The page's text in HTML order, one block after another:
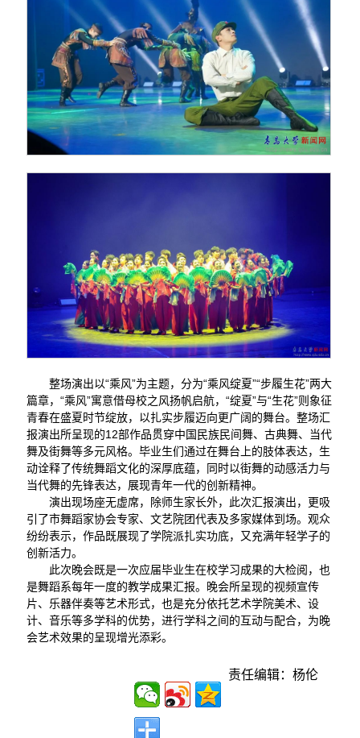
整场演出以“乘风”为主题，分为“乘风绽夏”“步履生花”两大
篇章，“乘风”寓意借母校之风扬帆启航，“绽夏”与“生花”则象征
青春在盛夏时节绽放，以扎实步履迈向更广阔的舞台。整场汇
报演出所呈现的12部作品贯穿中国民族民间舞、古典舞、当代
舞及街舞等多元风格。毕业生们通过在舞台上的肢体表达，生
动诠释了传统舞蹈文化的深厚底蕴，同时以街舞的动感活力与
当代舞的先锋表达，展现青年一代的创新精神。
演出现场座无虚席，除师生家长外，此次汇报演出，更吸
引了市舞蹈家协会专家、文艺院团代表及多家媒体到场。观众
纷纷表示，作品既展现了学院派扎实功底，又充满年轻学子的
创新活力。
此次晚会既是一次应届毕业生在校学习成果的大检阅，也
是舞蹈系每年一度的教学成果汇报。晚会所呈现的视频宣传
片、乐器伴奏等艺术形式，也是充分依托艺术学院美术、设
计、音乐等多学科的优势，进行学科之间的互动与配合，为晚
会艺术效果的呈现增光添彩。
责任编辑：杨伦